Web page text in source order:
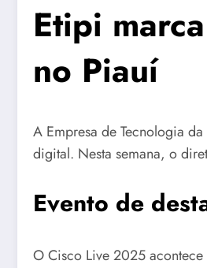
Etipi
no Piauí
A Empresa de Tecnologia
digital. Nesta semana, o
Evento de
O Cisco Live 2025